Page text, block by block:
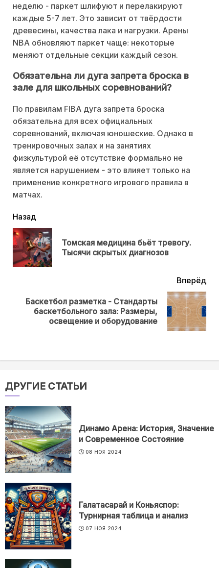
неделю - паркет шлифуют и перелакируют
каждые 5-7 лет. Это зависит от твёрдости
древесины, качества лака и нагрузки. Арены
NBA обновляют паркет чаще: некоторые
меняют отдельные секции каждый сезон.
Обязательна ли дуга запрета броска в
зале для школьных соревнований?
По правилам FIBA дуга запрета броска
обязательна для всех официальных
соревнований, включая юношеские. Однако в
тренировочных залах и на занятиях
физкультурой её отсутствие формально не
является нарушением - это влияет только на
применение конкретного игрового правила в
матчах.
читать
еще
Назад
Томская медицина бьёт тревогу.
Тысячи скрытых диагнозов
Вперёд
Баскетбол разметка - Стандарты
баскетбольного зала: Размеры,
освещение и оборудование
ДРУГИЕ СТАТЬИ
Динамо Арена: История, Значение
и Современное Состояние
08 НОЯ 2024
Галатасарай и Коньяспор:
Турнирная таблица и анализ
07 НОЯ 2024